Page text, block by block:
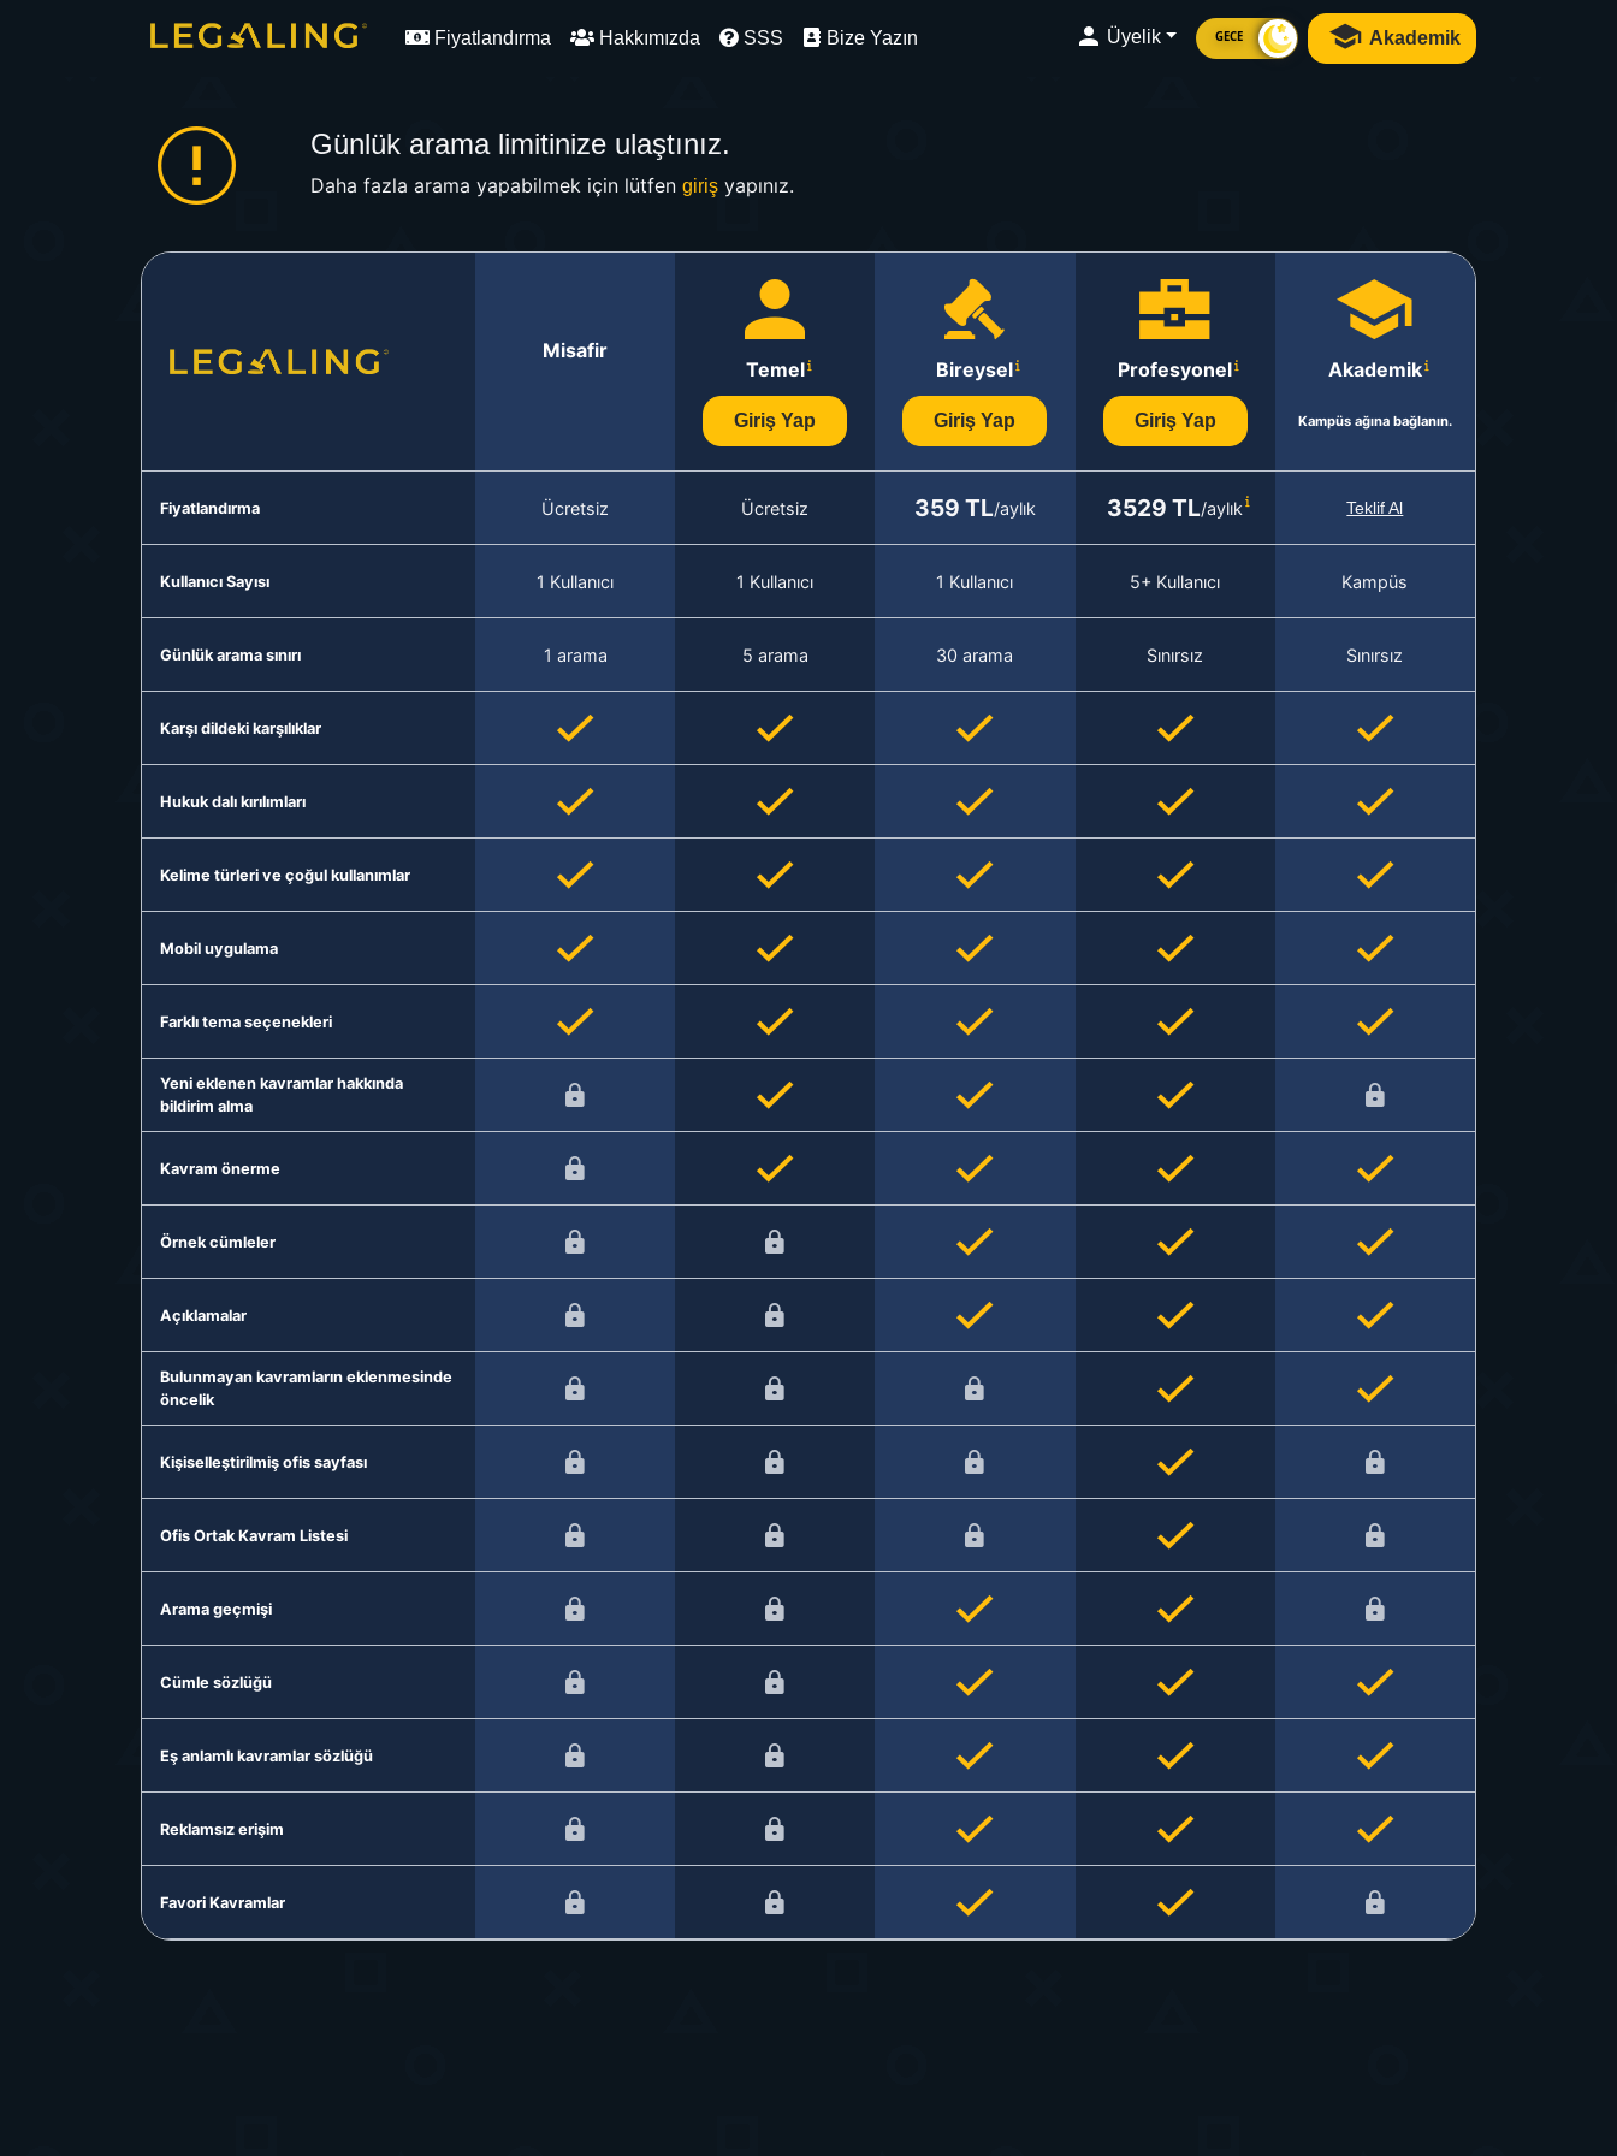
Fiyatlandırma Hakkımızda SSS Bize Yazın Üyelik GECE Akademik
Günlük arama limitinize ulaştınız.
Daha fazla arama yapabilmek için lütfen girişyapınız.
Misafir
Temel
Giriş Yap
Bireysel
Giriş Yap
Profesyonel
Giriş Yap
Akademik
Kampüs ağına bağlanın.
Fiyatlandırma Ücretsiz Ücretsiz 359 TL/aylık 3529 TL/aylık Teklif Al
Kullanıcı Sayısı 1 Kullanıcı 1 Kullanıcı 1 Kullanıcı 5+ Kullanıcı Kampüs
Günlük arama sınırı 1 arama 5 arama 30 arama Sınırsız Sınırsız
Karşı dildeki karşılıklar
Hukuk dalı kırılımları
Kelime türleri ve çoğul kullanımlar
Mobil uygulama
Farklı tema seçenekleri
Yeni eklenen kavramlar hakkında
bildirim alma
Kavram önerme
Örnek cümleler
Açıklamalar
Bulunmayan kavramların eklenmesinde
öncelik
Kişiselleştirilmiş ofis sayfası
Ofis Ortak Kavram Listesi
Arama geçmişi
Cümle sözlüğü
Eş anlamlı kavramlar sözlüğü
Reklamsız erişim
Favori Kavramlar